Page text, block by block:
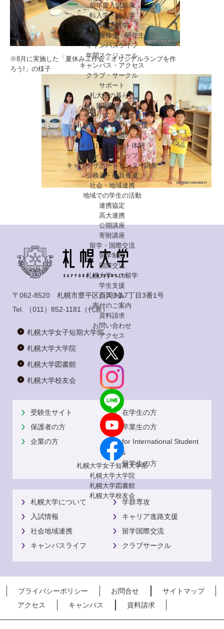
前年度入試結果
転入学・編入学
社会人入学
科目等履修生・研究生
キャンパスライフ
年間スケジュール
キャンパス・アクセス
クラブ・サークル
サポート
札大生の暮らし
指定学生寮
キャリア・進路支援
札幌大学のキャリア支援
就職実績
キャリアサポート体制
インターンシップ
キャリアサポートセンター講座
公務員・教員養成
社会・地域連携
地域での学生の活動
連携協定
高大連携
公開講座
寄附講座
留学・国際交流
留学制度
国際交流
札幌大学への留学
学生支援
システム
寄付のご案内
資料請求
お問い合わせ
アクセス
札幌大学女子短期大学部
札幌大学大学院
札幌大学図書館
札幌大学校友会
※8月に実施した「夏休み工作会～オリジナルランプを作
ろう!」の様子
〒062-8520 札幌市豊平区西岡3条7丁目3番1号
Tel.
（011）852-1181 （代表）
札幌大学女子短期大学部
札幌大学大学院
札幌大学図書館
札幌大学校友会
受験生サイト
在学生の方
保護者の方
卒業生の方
企業の方
for International Student
s
留学生の方
札幌大学について
学群専攻
入試情報
キャリア進路支援
社会地域連携
留学国際交流
キャンパスライフ
クラブサークル
プライバシーポリシー お問合せ
サイトマップ
アクセス
キャンパス 資料請求